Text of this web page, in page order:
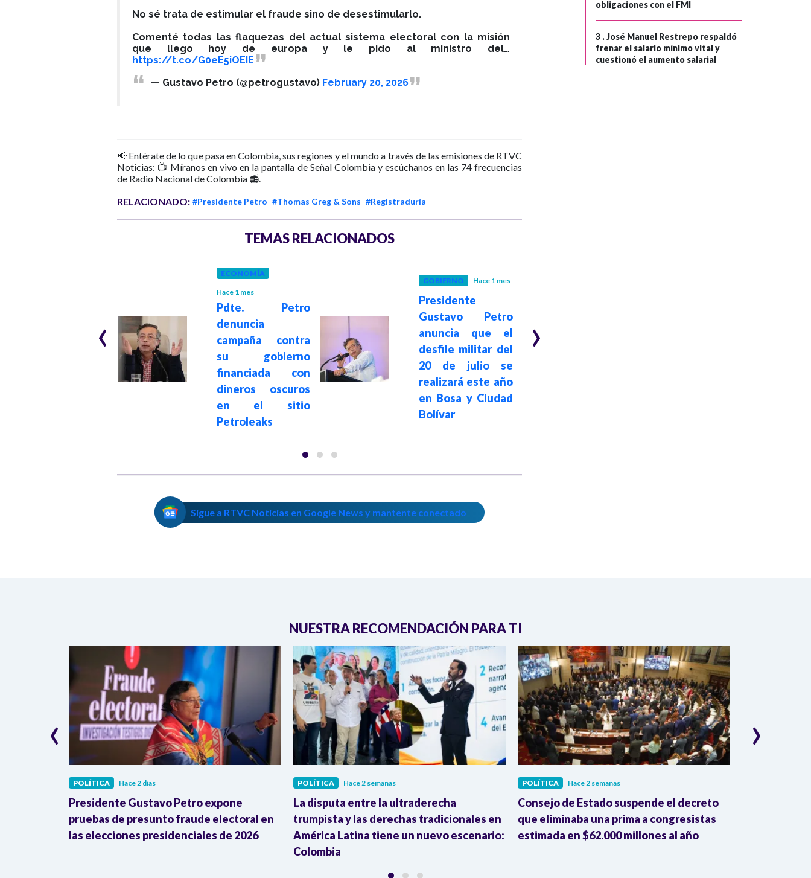
No sé trata de estimular el fraude sino de desestimularlo.
Comenté todas las flaquezas del actual sistema electoral con la misión
que llego hoy de europa y le pido al ministro del…
https://t.co/G0eE5iOEIE
— Gustavo Petro (@petrogustavo) February 20, 2026
📢 Entérate de lo que pasa en Colombia, sus regiones y el mundo a través de las emisiones de RTVC
Noticias: 📺 Míranos en vivo en la pantalla de Señal Colombia y escúchanos en las 74 frecuencias
de Radio Nacional de Colombia 📻.
RELACIONADO: #Presidente Petro #Thomas Greg & Sons #Registraduría
TEMAS RELACIONADOS
Hacienda Germán
Ávila como
ECONOMÍA
Hace 1 mes
Pdte. Petro
denuncia
campaña contra
su gobierno
financiada con
dineros oscuros
en el sitio
Petroleaks
GOBIERNO Hace 1 mes
Presidente
Gustavo Petro
anuncia que el
desfile militar del
20 de julio se
realizará este año
en Bosa y Ciudad
Bolívar
‹ ›
Sigue a RTVC Noticias en Google News y mantente conectado
obligaciones con el FMI
3 .José Manuel Restrepo respaldó
frenar el salario mínimo vital y
cuestionó el aumento salarial
NUESTRA RECOMENDACIÓN PARA TI
POLÍTICA Hace 2 días
Presidente Gustavo Petro expone
pruebas de presunto fraude electoral en
las elecciones presidenciales de 2026
POLÍTICA Hace 2 semanas
La disputa entre la ultraderecha
trumpista y las derechas tradicionales en
América Latina tiene un nuevo escenario:
Colombia
POLÍTICA Hace 2 semanas
Consejo de Estado suspende el decreto
que eliminaba una prima a congresistas
estimada en $62.000 millones al año
‹ ›